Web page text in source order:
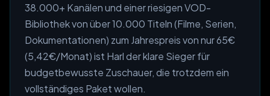
38.000+ Kanälen und einer riesigen VOD-
Bibliothek von über 10.000 Titeln (Filme, Serien,
Dokumentationen) zum Jahrespreis von nur 65€
(5,42€/Monat) ist Harl der klare Sieger für
budgetbewusste Zuschauer, die trotzdem ein
vollständiges Paket wollen.